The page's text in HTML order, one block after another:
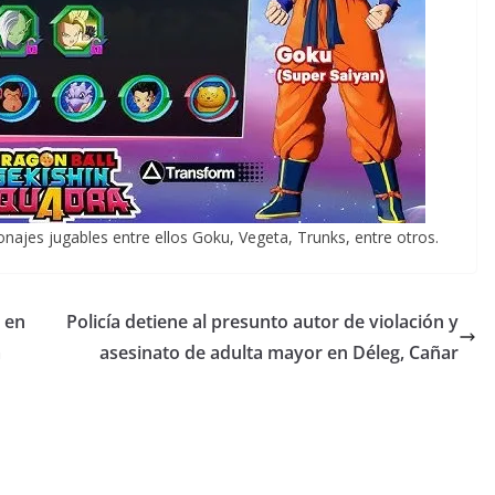
jugables entre ellos Goku, Vegeta, Trunks, entre otros.
Policía detiene al presunto autor de violación y
asesinato de adulta mayor en Déleg, Cañar